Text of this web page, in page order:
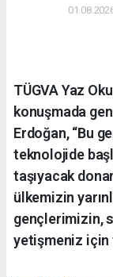
TÜGVA Yaz
konuşmada
Erdoğan, “Bu
teknolojide
taşıyacak
ülkemizin
gençlerimizin,
yetişmeniz için